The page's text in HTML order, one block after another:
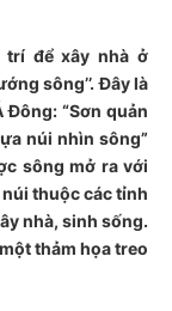
trí để xây nhà ở
sông’’. Đây là
“Sơn quản
núi nhìn sông”
sông mở ra với
thuộc các tỉnh
nhà, sinh sống.
thảm họa treo